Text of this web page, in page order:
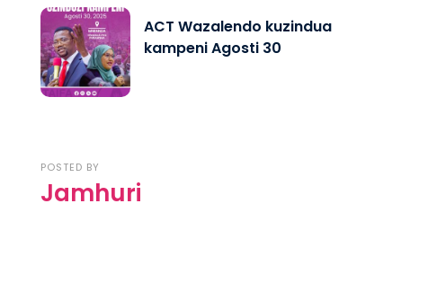
ACT Wazalendo kuzindua
kampeni Agosti 30
POSTED BY
Jamhuri